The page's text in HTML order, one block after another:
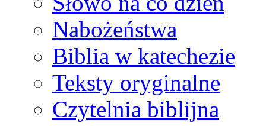
Nabożeństwa
Biblia w katechezie
Teksty oryginalne
Czytelnia biblijna